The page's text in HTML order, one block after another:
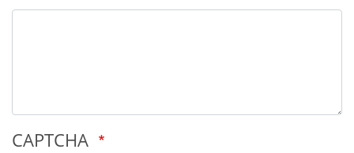
CAPTCHA